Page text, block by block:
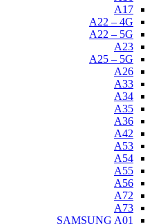
A17
A22 – 4G
A22 – 5G
A23
A25 – 5G
A26
A33
A34
A35
A36
A42
A53
A54
A55
A56
A72
A73
SAMSUNG A01